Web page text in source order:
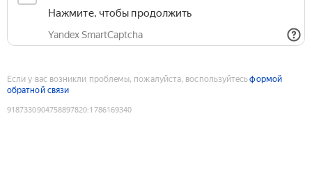
Нажмите, чтобы продолжить
Yandex SmartCaptcha
Если у вас возникли проблемы, пожалуйста, воспользуйтесьформой
обратной связи
9187330904758897820:1786169340